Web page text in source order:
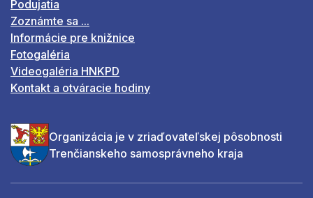
Podujatia
Zoznámte sa ...
Informácie pre knižnice
Fotogaléria
Videogaléria HNKPD
Kontakt a otváracie hodiny
Organizácia je v zriaďovateľskej pôsobnosti
Trenčianskeho samosprávneho kraja